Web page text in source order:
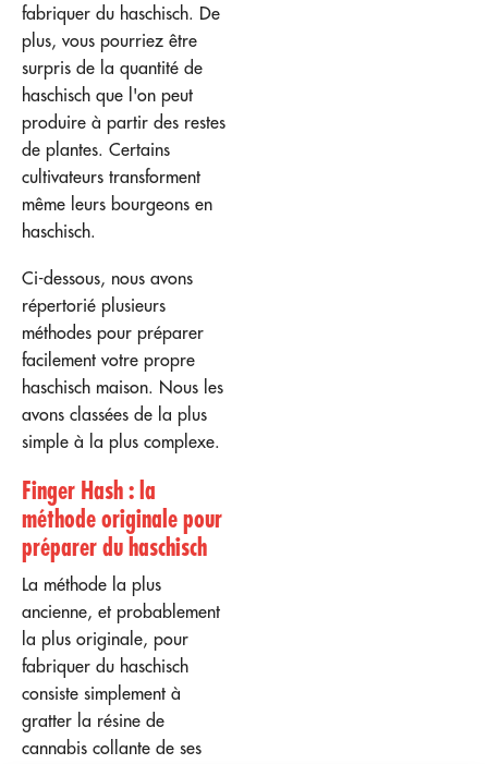
fabriquer du haschisch. De
plus, vous pourriez être
surpris de la quantité de
haschisch que l'on peut
produire à partir des restes
de plantes. Certains
cultivateurs transforment
même leurs bourgeons en
haschisch.
Ci-dessous, nous avons
répertorié plusieurs
méthodes pour préparer
facilement votre propre
haschisch maison. Nous les
avons classées de la plus
simple à la plus complexe.
Finger Hash : la
méthode originale pour
préparer du haschisch
La méthode la plus
ancienne, et probablement
la plus originale, pour
fabriquer du haschisch
consiste simplement à
gratter la résine de
cannabis collante de ses